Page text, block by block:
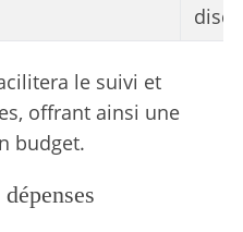
le suivi et
offrant ainsi une
budget.